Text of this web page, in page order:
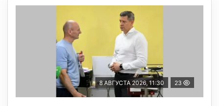
8 АВГУСТА 2026, 11:30 23